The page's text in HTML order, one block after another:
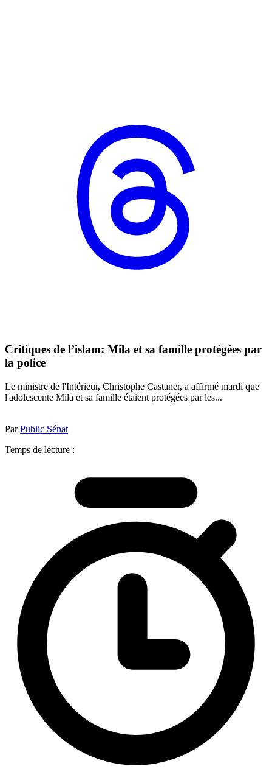
Critiques de l’islam: Mila et sa famille protégées par
la police
Le ministre de l'Intérieur, Christophe Castaner, a affirmé mardi que
l'adolescente Mila et sa famille étaient protégées par les...
ParPublic Sénat
Temps de lecture :